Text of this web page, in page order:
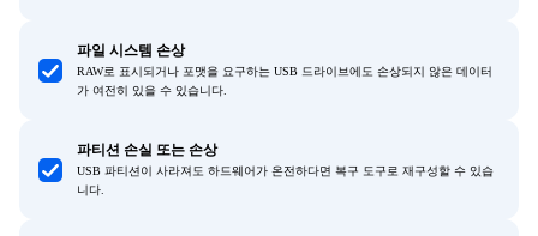
파일 시스템 손상
RAW로 표시되거나 포맷을 요구하는 USB 드라이브에도 손상되지 않은 데이터
가 여전히 있을 수 있습니다.
파티션 손실 또는 손상
USB 파티션이 사라져도 하드웨어가 온전하다면 복구 도구로 재구성할 수 있습
니다.